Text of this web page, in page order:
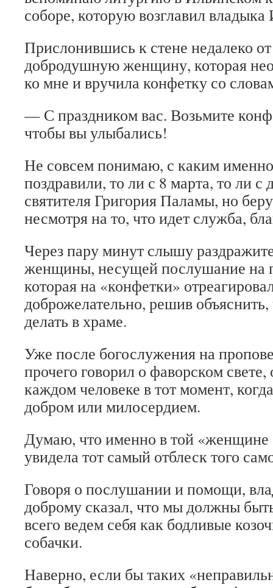
соборе, которую возглавил владыка
Прислонившись к стене недалеко
добродушную женщину, которая
ко мне и вручила конфетку со
— С праздником вас. Возьмите
чтобы вы улыбались!
Не совсем понимаю, с каким
поздравили, то ли с 8 марта, то ли с
святителя Григория Паламы, но
несмотря на то, что идет служба,
Через пару минут слышу
женщины, несущей послушание на
которая на «конфетки»
доброжелательно, решив
делать в храме.
Уже после богослужения на
прочего говорил о фаворском свете,
каждом человеке в тот момент,
добром или милосердием.
Думаю, что именно в той «женщине
увидела тот самый отблеск того
Говоря о послушании и помощи,
доброму сказал, что мы должны
всего ведем себя как бодливые
собачки.
Наверно, если бы таких